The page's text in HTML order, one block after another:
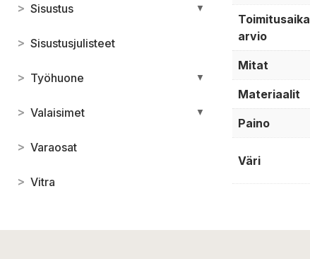
> Sisustus ▼
> Sisustusjulisteet
> Työhuone ▼
> Valaisimet ▼
> Varaosat
> Vitra
Toimitusaika
arvio
Mitat
Materiaalit
Paino
Väri